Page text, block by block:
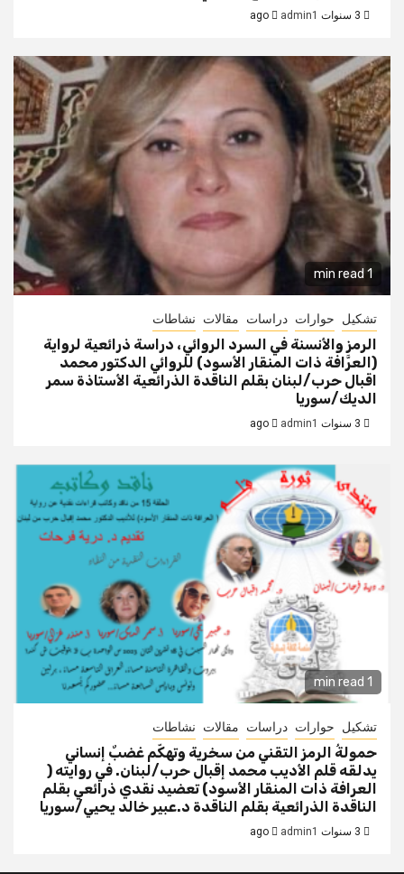
admin1
1 min read
تشكيل حوارات دراسات مقالات نشاطات
الرمز والأنسنة في السرد الروائي، دراسة ذرائعية لرواية
(العرَّافة ذات المنقار الأسود) للروائي الدكتور محمد
اقبال حرب/لبنان بقلم الناقدة الذرائعية الأستاذة سمر
الديك/سوريا
admin1
1 min read
تشكيل حوارات دراسات مقالات نشاطات
حمولةُ الرمز التقني من سخرية وتهكّم غضبٌ إنساني
يدلقه قلم الأديب محمد إقبال حرب/لبنان. في روايته (
العرافة ذات المنقار الأسود) تعضيد نقدي ذرائعي بقلم
الناقدة الذرائعية بقلم الناقدة د.عبير خالد يحيي/سوريا
admin1